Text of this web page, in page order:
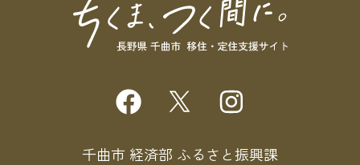
千曲市 経済部 ふるさと振興課